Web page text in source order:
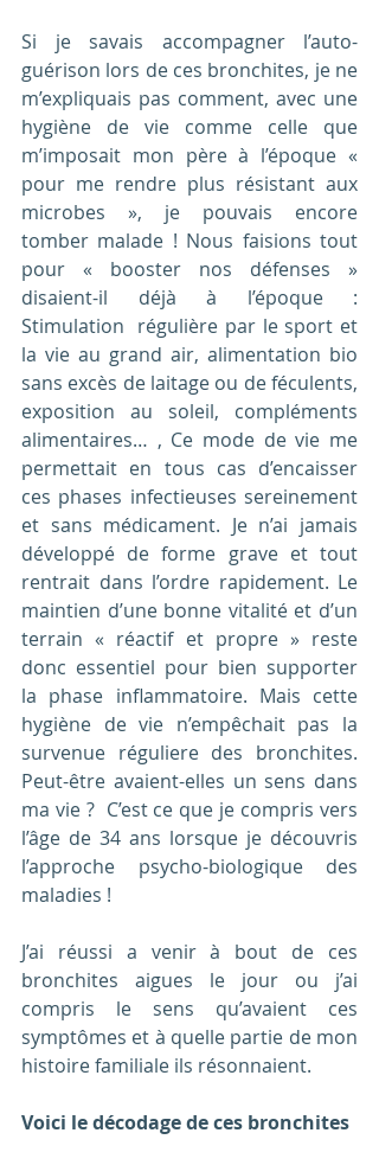
Si je savais accompagner l’auto-
guérison lors de ces bronchites, je ne
m’expliquais pas comment, avec une
hygiène de vie comme celle que
m’imposait mon père à l’époque «
pour me rendre plus résistant aux
microbes », je pouvais encore
tomber malade ! Nous faisions tout
pour « booster nos défenses »
disaient-il déjà à l’époque :
Stimulation  régulière par le sport et
la vie au grand air, alimentation bio
sans excès de laitage ou de féculents,
exposition au soleil, compléments
alimentaires… , Ce mode de vie me
permettait en tous cas d’encaisser
ces phases infectieuses sereinement
et sans médicament. Je n’ai jamais
développé de forme grave et tout
rentrait dans l’ordre rapidement. Le
maintien d’une bonne vitalité et d’un
terrain « réactif et propre » reste
donc essentiel pour bien supporter
la phase inflammatoire. Mais cette
hygiène de vie n’empêchait pas la
survenue réguliere des bronchites.
Peut-être avaient-elles un sens dans
ma vie ?  C’est ce que je compris vers
l’âge de 34 ans lorsque je découvris
l’approche psycho-biologique des
maladies !
J’ai réussi a venir à bout de ces
bronchites aigues le jour ou j’ai
compris le sens qu’avaient ces
symptômes et à quelle partie de mon
histoire familiale ils résonnaient.
Voici le décodage de ces bronchites